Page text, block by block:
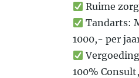
Ruime
Tandarts:
1000,- per
100%